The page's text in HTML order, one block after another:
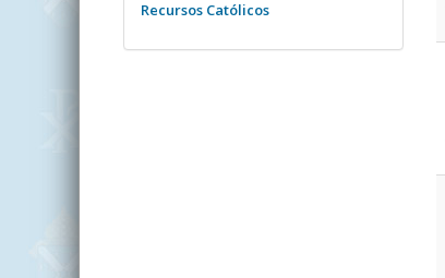
Recursos Católicos